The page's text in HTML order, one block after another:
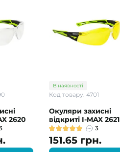
2620
В наявності
Код товару: 4701
Окуляри захисні
відкриті I-MAX 2621
3
151.65 грн.